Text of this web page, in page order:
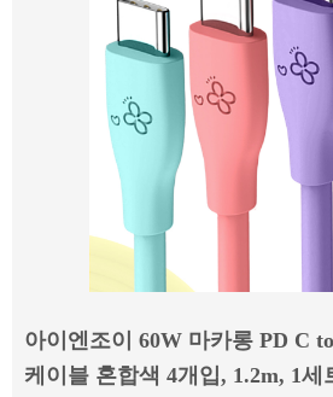
아이엔조이 60W 마카롱 PD C
케이블 혼합색 4개입, 1.2m, 1세